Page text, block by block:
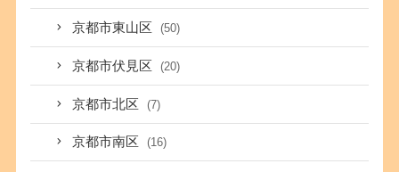
京都市東山区 (50)
京都市伏見区 (20)
京都市北区 (7)
京都市南区 (16)